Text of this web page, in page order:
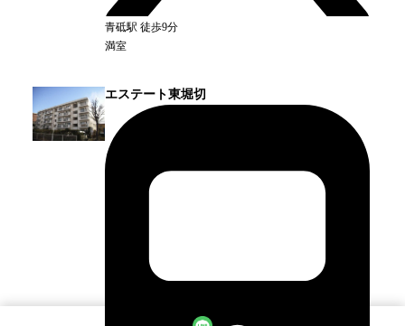
青砥駅 徒歩9分
満室
エステート東堀切